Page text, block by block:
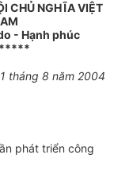
CHỦ NGHĨA VIỆT
- Hạnh phúc
tháng 8 năm 2004
phát triển công